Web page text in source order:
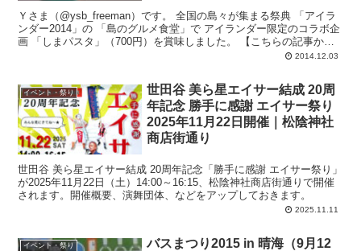
Ｙさま（@ysb_freeman）です。 全国の島々が集まる祭典 「アイラ
ンダー2014」の 「島のグルメ食堂」で アイランダー限定のコラボ企
画 「しまパスタ」（700円）を賞味しました。 【こちらの記事から
2014.12.03
イベント・祭り
世田谷 美ら星エイサー結成 20周
年記念 勝手に感謝 エイサー祭り
2025年11月22日開催｜松陰神社
商店街通り
世田谷 美ら星エイサー結成 20周年記念「勝手に感謝 エイサー祭り」
が2025年11月22日（土）14:00～16:15、松陰神社商店街通りで開催
されます。開催概要、演舞団体、などをアップしておきます。
2025.11.11
イベント・祭り
バスまつり2015 in 晴海（9月12